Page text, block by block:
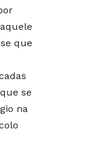
que
se
na